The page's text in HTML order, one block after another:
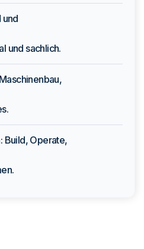
und
und sachlich.
Build, Operate,